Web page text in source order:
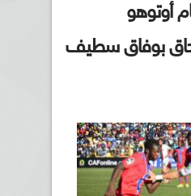
أوتوهو
بوفاق سطيف